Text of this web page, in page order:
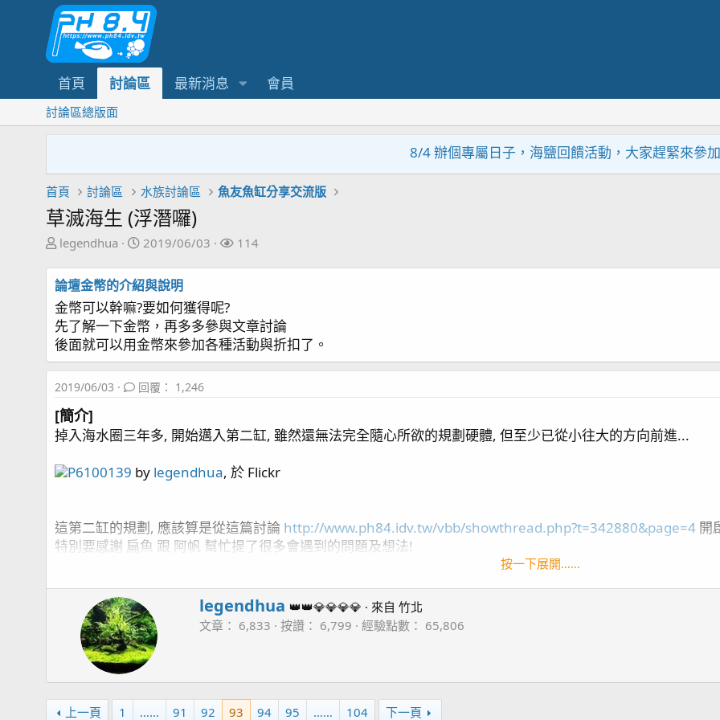
首頁 討論區 最新消息 會員
討論區總版面
8/4 辦個專屬日子，海鹽回饋活動，大家趕緊來參加
首頁 討論區 水族討論區 魚友魚缸分享交流版
草滅海生 (浮潛囉)
主
發
起
人
legendhua
開
日
期
2019/06/03
關
114
論壇金幣的介紹與說明
金幣可以幹嘛?要如何獲得呢?
先了解一下金幣，再多多參與文章討論
後面就可以用金幣來參加各種活動與折扣了。
2019/06/03 回覆： 1,246
[簡介]
掉入海水圈三年多, 開始邁入第二缸, 雖然還無法完全隨心所欲的規劃硬體, 但至少已從小往大的方向前進...
P6100139 by legendhua, 於 Flickr
這第二缸的規劃, 應該算是從這篇討論 http://www.ph84.idv.tw/vbb/showthread.php?t=342880&page=4 開
特別要感謝 扁魚 跟 阿帆 幫忙提了很多會遇到的問題及想法!
[魚缸資訊]:
四呎側濾缸
魚缸尺寸: 120cm * 60cm * 50cm (長*寬*高)
主馬:Kraken DC-6500
蛋白: Red Sea Reefer Skimmer 600
控制: APEX 2016
造浪:APEX WAV*1 ,IceCap 3K (橫流造浪)*1, Nero5* 2, DMP20M*2
按一下展開……
W
r
i
e
n
legendhua 👑👑💎💎💎💎 · 來自 竹北
文章
6,833 按讚 6,799 經驗點數 65,806
上一頁 1 …… 91 92 93 94 95 …… 104 下一頁